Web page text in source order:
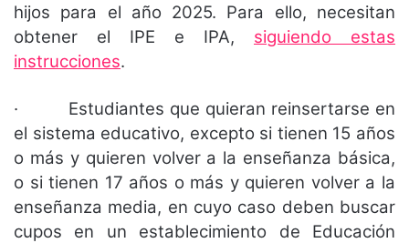
hijos para el año 2025. Para ello, necesitan
obtener el IPE e IPA, siguiendo estas
instrucciones.
· Estudiantes que quieran reinsertarse en
el sistema educativo, excepto si tienen 15 años
o más y quieren volver a la enseñanza básica,
o si tienen 17 años o más y quieren volver a la
enseñanza media, en cuyo caso deben buscar
cupos en un establecimiento de Educación